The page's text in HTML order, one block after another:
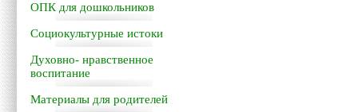
ОПК для дошкольников
Социокультурные истоки
Духовно- нравственное
воспитание
Материалы для родителей